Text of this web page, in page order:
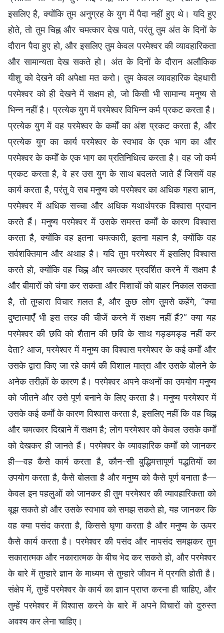
इसलिए है, क्योंकि तुम अनुग्रह के युग में पैदा नहीं हुए थे। यदि हुए
होते, तो तुम चिह्न और चमत्कार देख पाते, परंतु तुम अंत के दिनों के
दौरान पैदा हुए हो, और इसलिए तुम केवल परमेश्वर की व्यावहारिकता
और सामान्यता देख सकते हो। अंत के दिनों के दौरान अलौकिक
यीशु को देखने की अपेक्षा मत करो। तुम केवल व्यावहारिक देहधारी
परमेश्वर को ही देखने में सक्षम हो, जो किसी भी सामान्य मनुष्य से
भिन्न नहीं है। प्रत्येक युग में परमेश्वर विभिन्न कर्म प्रकट करता है।
प्रत्येक युग में वह परमेश्वर के कर्मों का अंश प्रकट करता है, और
प्रत्येक युग का कार्य परमेश्वर के स्वभाव के एक भाग का और
परमेश्वर के कर्मों के एक भाग का प्रतिनिधित्व करता है। वह जो कर्म
प्रकट करता है, वे हर उस युग के साथ बदलते जाते हैं जिसमें वह
कार्य करता है, परंतु वे सब मनुष्य को परमेश्वर का अधिक गहरा ज्ञान,
परमेश्वर में अधिक सच्चा और अधिक यथार्थपरक विश्वास प्रदान
करते हैं। मनुष्य परमेश्वर में उसके समस्त कर्मों के कारण विश्वास
करता है, क्योंकि वह इतना चमत्कारी, इतना महान है, क्योंकि वह
सर्वशक्तिमान और अथाह है। यदि तुम परमेश्वर में इसलिए विश्वास
करते हो, क्योंकि वह चिह्न और चमत्कार प्रदर्शित करने में सक्षम है
और बीमारों को चंगा कर सकता और पिशाचों को बाहर निकाल सकता
है, तो तुम्हारा विचार ग़लत है, और कुछ लोग तुमसे कहेंगे, “क्या
दुष्टात्माएँ भी इस तरह की चीजें करने में सक्षम नहीं हैं?” क्या यह
परमेश्वर की छवि को शैतान की छवि के साथ गड्डमड्ड नहीं कर
देता? आज, परमेश्वर में मनुष्य का विश्वास परमेश्वर के कई कर्मों और
उसके द्वारा किए जा रहे कार्य की विशाल मात्रा और उसके बोलने के
अनेक तरीक़ों के कारण है। परमेश्वर अपने कथनों का उपयोग मनुष्य
को जीतने और उसे पूर्ण बनाने के लिए करता है। मनुष्य परमेश्वर में
उसके कई कर्मों के कारण विश्वास करता है, इसलिए नहीं कि वह चिह्न
और चमत्कार दिखाने में सक्षम है; लोग परमेश्वर को केवल उसके कर्मों
को देखकर ही जानते हैं। परमेश्वर के व्यावहारिक कर्मों को जानकर
ही—वह कैसे कार्य करता है, कौन-सी बुद्धिमत्तापूर्ण पद्धतियों का
उपयोग करता है, कैसे बोलता है और मनुष्य को कैसे पूर्ण बनाता है—
केवल इन पहलुओं को जानकर ही तुम परमेश्वर की व्यावहारिकता को
बूझ सकते हो और उसके स्वभाव को समझ सकते हो, यह जानकर कि
वह क्या पसंद करता है, किससे घृणा करता है और मनुष्य के ऊपर
कैसे कार्य करता है। परमेश्वर की पसंद और नापसंद समझकर तुम
सकारात्मक और नकारात्मक के बीच भेद कर सकते हो, और परमेश्वर
के बारे में तुम्हारे ज्ञान के माध्यम से तुम्हारे जीवन में प्रगति होती है।
संक्षेप में, तुम्हें परमेश्वर के कार्य का ज्ञान प्राप्त करना ही चाहिए, और
तुम्हें परमेश्वर में विश्वास करने के बारे में अपने विचारों को दुरुस्त
अवश्य कर लेना चाहिए।